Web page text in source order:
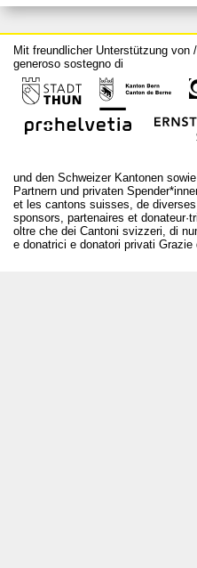
Mit freundlicher Unterstützung von
generoso sostegno di
und den Schweizer Kantonen
Partnern und privaten
et les cantons suisses, de
sponsors, partenaires et
oltre che dei Cantoni svizzeri, di
e donatrici e donatori privati Grazie